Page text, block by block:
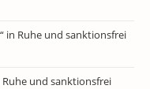
in Ruhe und sanktionsfrei
Ruhe und sanktionsfrei